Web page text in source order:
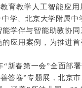
教学人工智能应用
中学、北京大学附属
能学伴与智能助教协
的应用案例，为推进
春第一会”全面部署
答卷”专题展，北京